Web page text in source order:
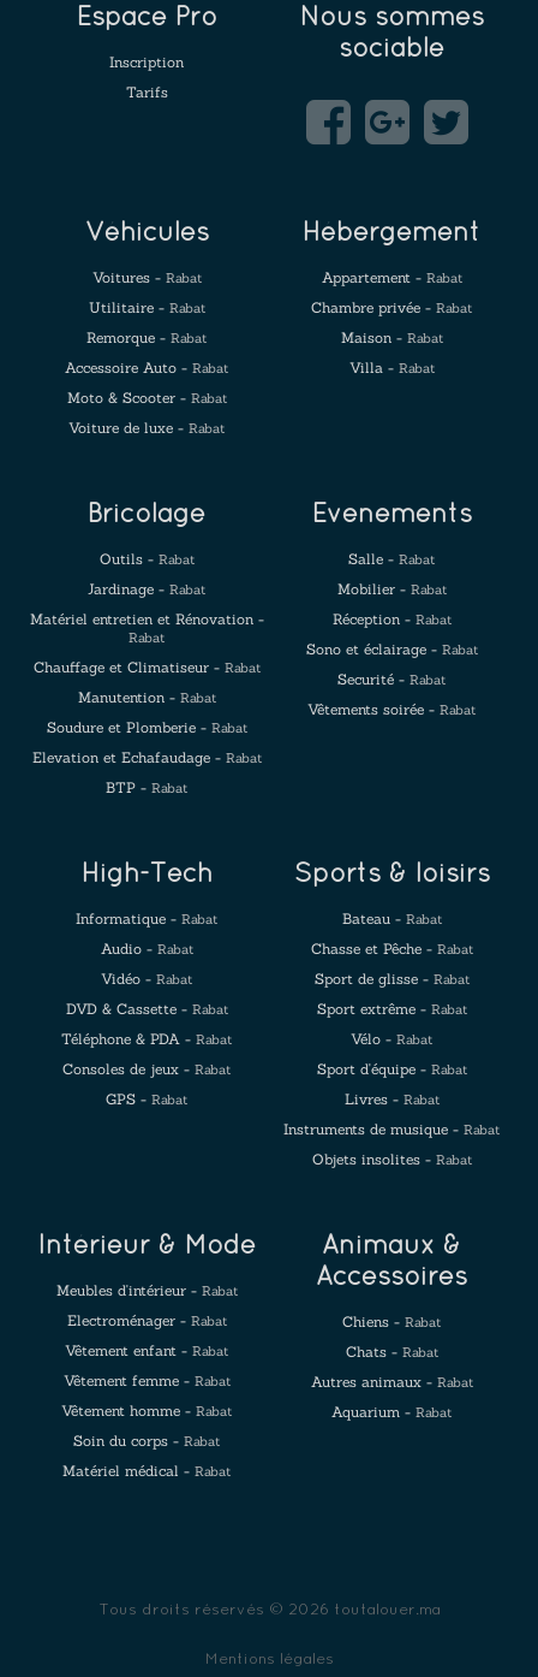
Espace Pro
Inscription
Tarifs
Nous sommes
sociable
Véhicules
Voitures - Rabat
Utilitaire - Rabat
Remorque - Rabat
Accessoire Auto - Rabat
Moto & Scooter - Rabat
Voiture de luxe - Rabat
Hébergement
Appartement - Rabat
Chambre privée - Rabat
Maison - Rabat
Villa - Rabat
Bricolage
Outils - Rabat
Jardinage - Rabat
Matériel entretien et Rénovation -
Rabat
Chauffage et Climatiseur - Rabat
Manutention - Rabat
Soudure et Plomberie - Rabat
Elevation et Echafaudage - Rabat
BTP - Rabat
Evenements
Salle - Rabat
Mobilier - Rabat
Réception - Rabat
Sono et éclairage - Rabat
Securité - Rabat
Vêtements soirée - Rabat
High-Tech
Informatique - Rabat
Audio - Rabat
Vidéo - Rabat
DVD & Cassette - Rabat
Téléphone & PDA - Rabat
Consoles de jeux - Rabat
GPS - Rabat
Sports & loisirs
Bateau - Rabat
Chasse et Pêche - Rabat
Sport de glisse - Rabat
Sport extrême - Rabat
Vélo - Rabat
Sport d'équipe - Rabat
Livres - Rabat
Instruments de musique - Rabat
Objets insolites - Rabat
Intérieur & Mode
Meubles d'intérieur - Rabat
Electroménager - Rabat
Vêtement enfant - Rabat
Vêtement femme - Rabat
Vêtement homme - Rabat
Soin du corps - Rabat
Matériel médical - Rabat
Animaux &
Accessoires
Chiens - Rabat
Chats - Rabat
Autres animaux - Rabat
Aquarium - Rabat
Tous droits réservés © 2026 toutalouer.ma
Mentions légales